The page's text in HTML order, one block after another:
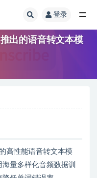
登录
出的语音转文本模
高性能语音转文本模
量多样化音频数据训